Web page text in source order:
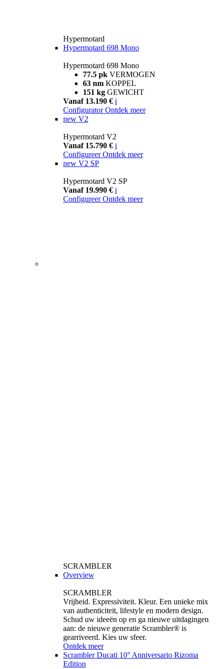
Hypermotard
Hypermotard 698 Mono
Hypermotard 698 Mono
77.5 pk VERMOGEN
63 nm KOPPEL
151 kg GEWICHT
Vanaf 13.190 € i
Configurator Ontdek meer
new V2
Hypermotard V2
Vanaf 15.790 € i
Configureer Ontdek meer
new V2 SP
Hypermotard V2 SP
Vanaf 19.990 € i
Configureer Ontdek meer
SCRAMBLER
Overview
SCRAMBLER
Vrijheid. Expressiviteit. Kleur. Een unieke mix
van authenticiteit, lifestyle en modern design.
Schud uw ideeën op en ga nieuwe uitdagingen
aan: de nieuwe generatie Scrambler® is
gearriveerd. Kies uw sfeer.
Ontdek meer
Scrambler Ducati 10° Anniversario Rizoma
Edition